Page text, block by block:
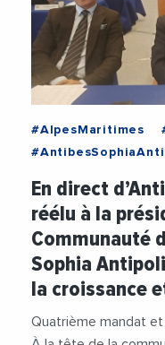
#AlpesMaritimes
#Agriculture
#Elections
#Politique
En direct
réélu à la
Communauté
Sophia
la croissance
Quatrième mandat